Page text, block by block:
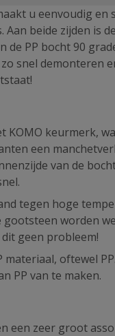
u eenvoudig
Aan beide zijden is
de PP bocht 90
snel demonteren
KOMO keurmerk,
een
van de
tegen hoge
gootsteen worden
geen probleem!
materiaal, oftewel
PP van te maken.
een zeer groot